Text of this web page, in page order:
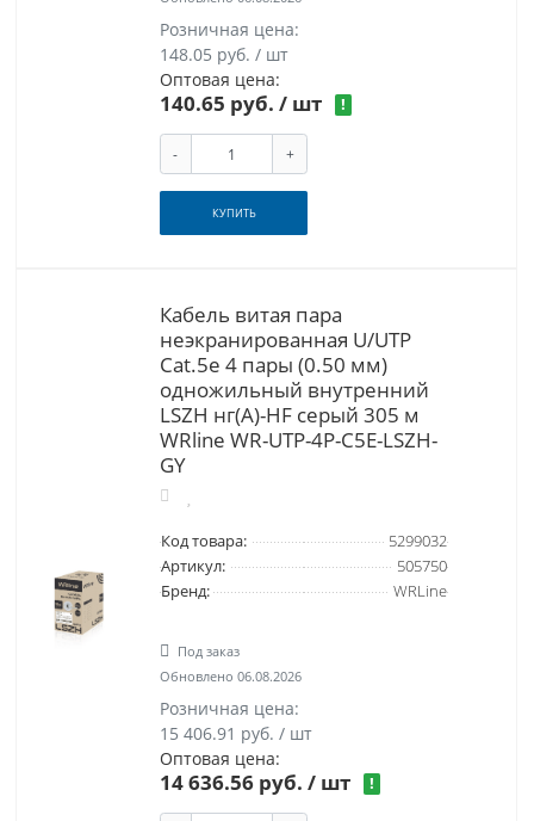
Розничная цена:
148.05 руб. / шт
Оптовая цена:
140.65 руб. / шт !
- +
КУПИТЬ
Кабель витая пара
неэкранированная U/UTP
Cat.5e 4 пары (0.50 мм)
одножильный внутренний
LSZH нг(A)-HF серый 305 м
WRline WR-UTP-4P-C5E-LSZH-
GY
Код товара:
5299032
Артикул:
505750
Бренд:
WRLine
Под заказ
Обновлено 06.08.2026
Розничная цена:
15 406.91 руб. / шт
Оптовая цена:
14 636.56 руб. / шт !